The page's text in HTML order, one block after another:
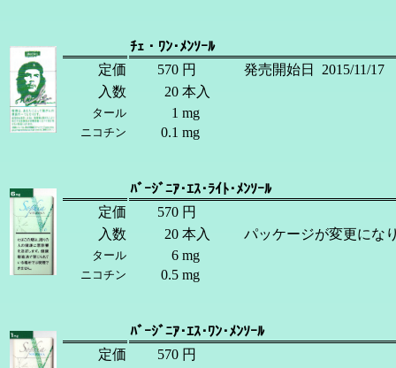
ﾁｪ・ﾜﾝ･ﾒﾝｿｰﾙ
定価
570 円 発売開始日
2015/11/17
入数
20 本入
タール 1 mg
ニコチン 0.1 mg
ﾊﾞｰｼﾞﾆｱ･ｴｽ･ﾗｲﾄ･ﾒﾝｿｰﾙ
定価
570 円
入数
20 本入 パッケージが変更にな
タール 6 mg
ニコチン 0.5 mg
ﾊﾞｰｼﾞﾆｱ･ｴｽ･ﾜﾝ･ﾒﾝｿｰﾙ
定価
570 円